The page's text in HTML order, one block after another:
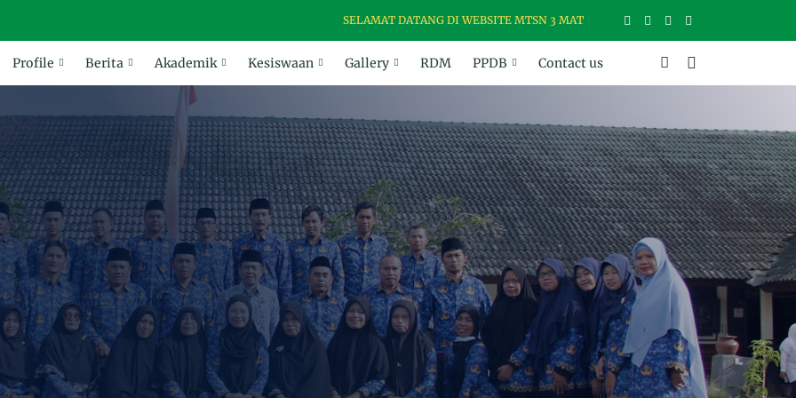
SELAMAT DATANG DI WEBSITE MTSN 3 MATARAM, MADRASAH USWAH (UNGGUL,
Profile Berita Akademik Kesiswaan Gallery RDM PPDB Contact us